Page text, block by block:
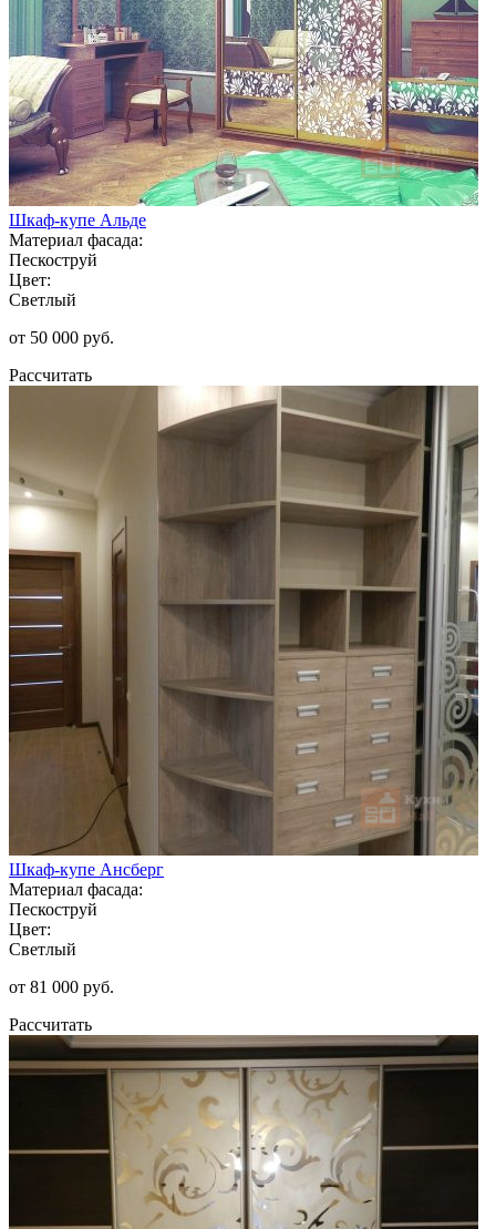
Шкаф-купе Альде
Материал фасада:
Пескоструй
Цвет:
Светлый
от 50 000 руб.
Рассчитать
Шкаф-купе Ансберг
Материал фасада:
Пескоструй
Цвет:
Светлый
от 81 000 руб.
Рассчитать